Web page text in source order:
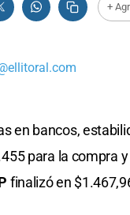
+
en bancos,
para la compra
finalizó en